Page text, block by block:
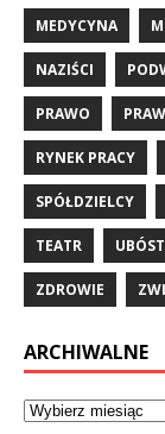
MEDYCYNA
NAZIŚCI
PRAWO
RYNEK PRACY
SPÓŁDZIELCY
TEATR
ZDROWIE
ARCHIWALNE